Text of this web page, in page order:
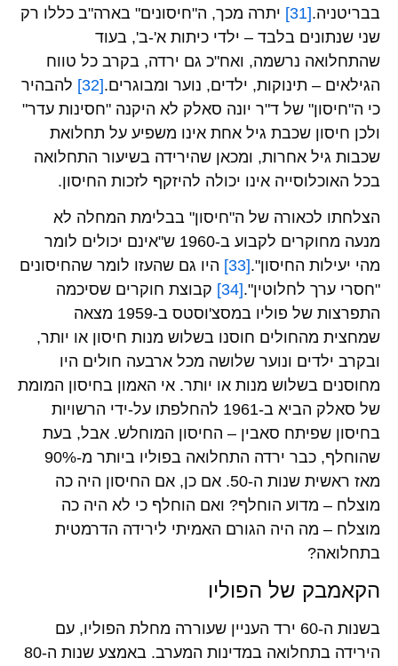
בבריטניה.[31]
יתרה מכך, ה"חיסונים" בארה"ב כללו רק
שני שנתונים בלבד – ילדי כיתות א'-ב', בעוד
שהתחלואה נרשמה, ואח"כ גם ירדה, בקרב כל טווח
הגילאים – תינוקות, ילדים, נוער ומבוגרים.[32]
להבהיר
כי ה"חיסון" של ד"ר יונה סאלק לא היקנה "חסינות עדר"
ולכן חיסון שכבת גיל אחת אינו משפיע על תחלואת
שכבות גיל אחרות, ומכאן שהירידה בשיעור התחלואה
בכל האוכלוסייה אינו יכולה להיזקף לזכות החיסון.
הצלחתו לכאורה של ה"חיסון" בבלימת המחלה לא
מנעה מחוקרים לקבוע ב-1960 ש"אינם יכולים לומר
מהי יעילות החיסון".[33]
היו גם שהעזו לומר שהחיסונים
"חסרי ערך לחלוטין".[34]
קבוצת חוקרים שסיכמה
התפרצות של פוליו במסצ'וסטס ב-1959 מצאה
שמחצית מהחולים חוסנו בשלוש מנות חיסון או יותר,
ובקרב ילדים ונוער שלושה מכל ארבעה חולים היו
מחוסנים בשלוש מנות או יותר. אי האמון בחיסון המומת
של סאלק הביא ב-1961 להחלפתו על-ידי הרשויות
בחיסון שפיתח סאבין – החיסון המוחלש. אבל, בעת
שהוחלף, כבר ירדה התחלואה בפוליו ביותר מ-90%
מאז ראשית שנות ה-50. אם כן, אם החיסון היה כה
מוצלח – מדוע הוחלף? ואם הוחלף כי לא היה כה
מוצלח – מה היה הגורם האמיתי לירידה הדרמטית
בתחלואה?
הקאמבק של הפוליו
בשנות ה-60 ירד העניין שעוררה מחלת הפוליו, עם
הירידה בתחלואה במדינות המערב. באמצע שנות ה-80